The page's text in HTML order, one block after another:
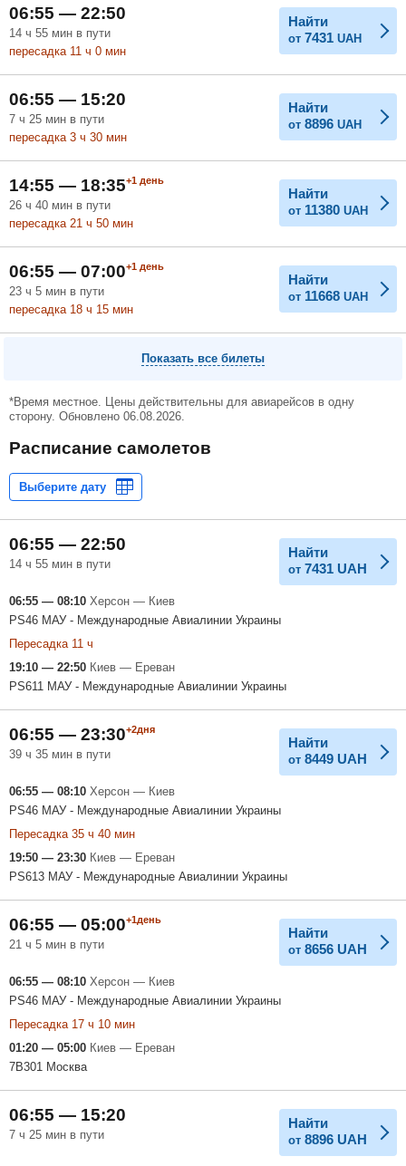
06:55 — 22:50
14 ч 55 мин в пути
пересадка 11 ч 0 мин
Найти
от 7431 UAH
06:55 — 15:20
7 ч 25 мин в пути
пересадка 3 ч 30 мин
Найти
от 8896 UAH
14:55 — 18:35+1 день
26 ч 40 мин в пути
пересадка 21 ч 50 мин
Найти
от 11380 UAH
06:55 — 07:00+1 день
23 ч 5 мин в пути
пересадка 18 ч 15 мин
Найти
от 11668 UAH
Показать все билеты
*Время местное. Цены действительны для авиарейсов в одну
сторону. Обновлено 06.08.2026.
Расписание самолетов
06:55 — 22:50
14 ч 55 мин в пути
Найти
от 7431 UAH
06:55 — 08:10 Херсон — Киев
PS46 МАУ - Международные Авиалинии Украины
Пересадка 11 ч
19:10 — 22:50 Киев — Ереван
PS611 МАУ - Международные Авиалинии Украины
06:55 — 23:30+2дня
39 ч 35 мин в пути
Найти
от 8449 UAH
06:55 — 08:10 Херсон — Киев
PS46 МАУ - Международные Авиалинии Украины
Пересадка 35 ч 40 мин
19:50 — 23:30 Киев — Ереван
PS613 МАУ - Международные Авиалинии Украины
06:55 — 05:00+1день
21 ч 5 мин в пути
Найти
от 8656 UAH
06:55 — 08:10 Херсон — Киев
PS46 МАУ - Международные Авиалинии Украины
Пересадка 17 ч 10 мин
01:20 — 05:00 Киев — Ереван
7B301 Москва
06:55 — 15:20
7 ч 25 мин в пути
Найти
от 8896 UAH